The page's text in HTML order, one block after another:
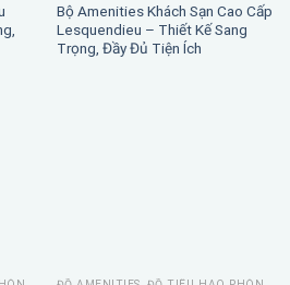
Bộ Amenities Khách Sạn Cao Cấp
Lesquendieu – Thiết Kế Sang
Trọng, Đầy Đủ Tiện Ích